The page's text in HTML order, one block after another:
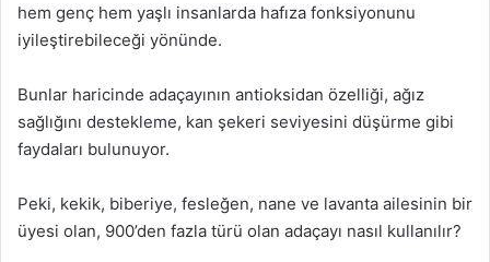
hem genç hem yaşlı insanlarda hafıza fonksiyonunu
iyileştirebileceği yönünde.
Bunlar haricinde adaçayının antioksidan özelliği, ağız
sağlığını destekleme, kan şekeri seviyesini düşürme gibi
faydaları bulunuyor.
Peki, kekik, biberiye, fesleğen, nane ve lavanta ailesinin bir
üyesi olan, 900’den fazla türü olan adaçayı nasıl kullanılır?